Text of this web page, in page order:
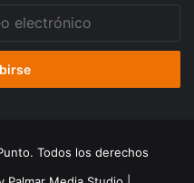
Todos los derechos